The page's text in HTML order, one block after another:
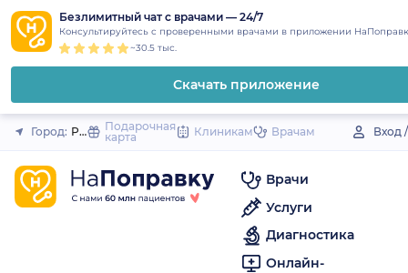
to
content
Безлимитный чат с врачами — 24/7
Консультируйтесь с проверенными врачами в приложении
~30.5 тыс.
Скачать приложение
Закрыть
Город: РудняПодарочная
карта
Клиникам Врачам Вход
Врачи
Услуги
Диагностика
Онлайн-